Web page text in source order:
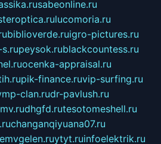
sabeonline.ru
lucomoria.ru
biblioverde.ruigro-pictures.ru
peysok.rublackcountess.ru
ocenka-appraisal.ru
pik-finance.ruvip-surfing.ru
clan.rudr-pavlush.ru
dhgfd.rutesotomeshell.ru
changanqiyuana07.ru
ytyt.ruinfoelektrik.ru